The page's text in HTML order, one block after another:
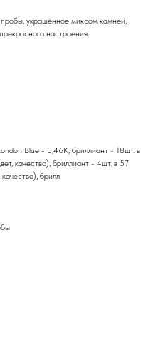
украшенное миксом камней,
настроения.
Blue - 0,46К, бриллиант - 18шт. в
качество), бриллиант - 4шт. в 57
брилл